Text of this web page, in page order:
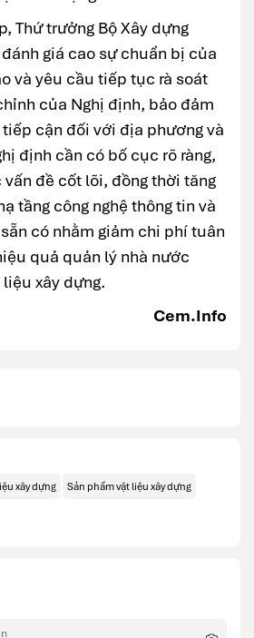
Thứ trưởng Bộ Xây dựng
giá cao sự chuẩn bị của
và yêu cầu tiếp tục rà soát
của Nghị định, bảo đảm
cận đối với địa phương và
định cần có bố cục rõ ràng,
đề cốt lõi, đồng thời tăng
tầng công nghệ thông tin và
có nhằm giảm chi phí tuân
quả quản lý nhà nước
xây dựng.
Cem.Info
xây dựng Sản phẩm vật liệu xây dựng